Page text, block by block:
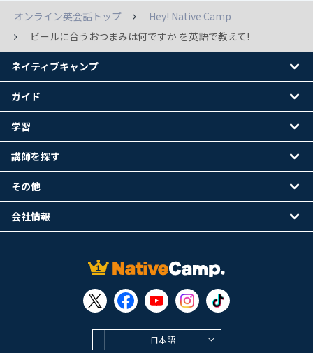
オンライン英会話トップ
Hey! Native Camp
ビールに合うおつまみは何ですか を英語で教えて!
日本語
ネイティブキャンプ
ガイド
学習
講師を探す
その他
会社情報